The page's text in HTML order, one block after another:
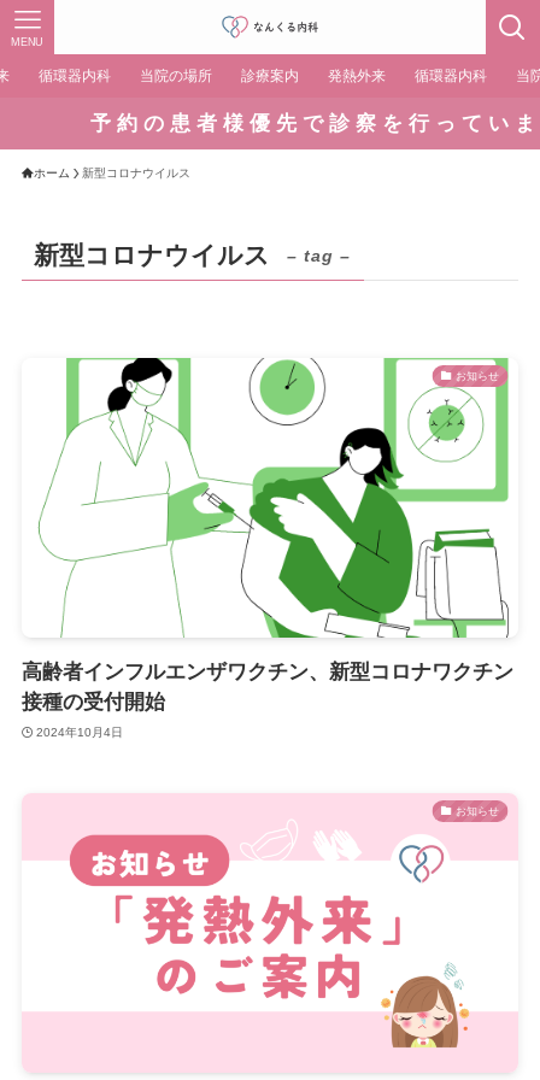
MENU
循環器内科 当院の場所 診療案内 発熱外来 循環器内科 当
予 約 の 患 者 様 優 先 で 診 察 を 行 っ て い
ホーム 新型コロナウイルス
新型コロナウイルス – tag –
お知らせ
高齢者インフルエンザワクチン、新型コロナワクチン
接種の受付開始
2024年10月4日
お知らせ